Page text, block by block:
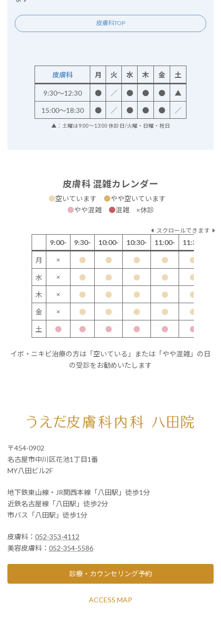
皮膚科TOP
皮膚科 月 火 水 木 金 土
9:30～12:30 ● ／ ● ● ● ▲
15:00～18:30 ● ／ ● ● ● ／
▲：土曜は9:00～13:00 休診日/火曜・日曜・祝日
皮膚科 混雑カレンダー
●空いています ●やや空いています
●やや混雑 ●混雑 ×休診
スクロールできます
9:00- 9:30- 10:00- 10:30- 11:00- 11:30-
月 × ● ● ● ● ●
水 × ● ● ● ● ●
木 × ● ● ● ● ●
金 × ● ● ● ● ●
土 ● ● ● ● ● ●
イボ・ニキビ治療の方は「空いている」または「やや混雑」の日
の受診をお勧めいたします
〒454-0902
名古屋市中川区花池1丁目1番
MY八田ビル2F
地下鉄東山線・JR関西本線「八田駅」徒歩1分
近鉄名古屋線「八田駅」徒歩2分
市バス「八田駅」徒歩1分
皮膚科： 052-353-4112
美容皮膚科： 052-354-5586
診療・カウンセリング予約
ACCESS MAP